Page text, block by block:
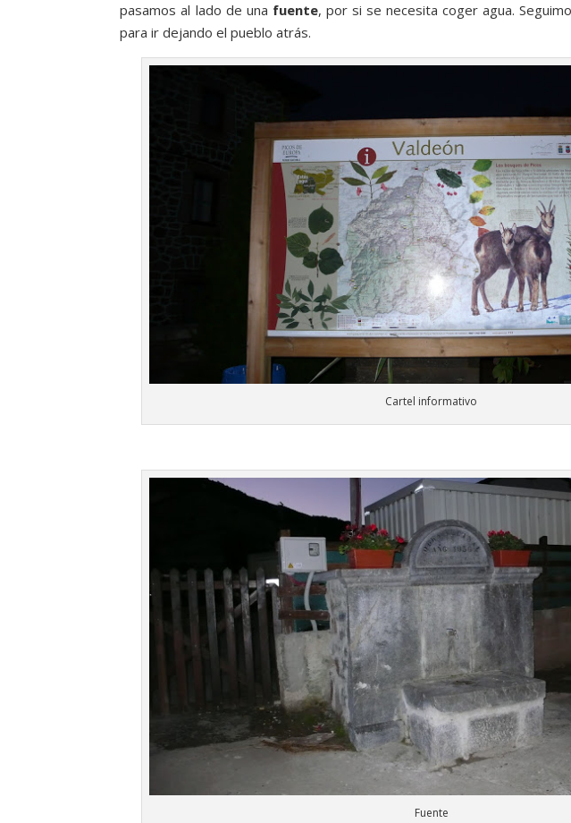
pasamos al lado de una fuente, por si se necesita coger agua.
para ir dejando el pueblo atrás.
Cartel informativo
Fuente